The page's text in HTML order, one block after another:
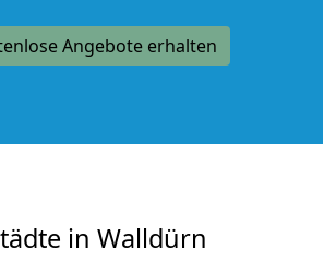
Angebote erhalten
in Walldürn